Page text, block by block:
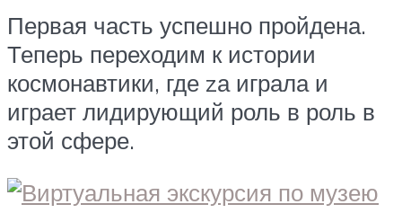
Первая часть успешно пройдена.
Теперь переходим к истории
космонавтики, где zа играла и
играет лидирующий роль в роль в
этой сфере.